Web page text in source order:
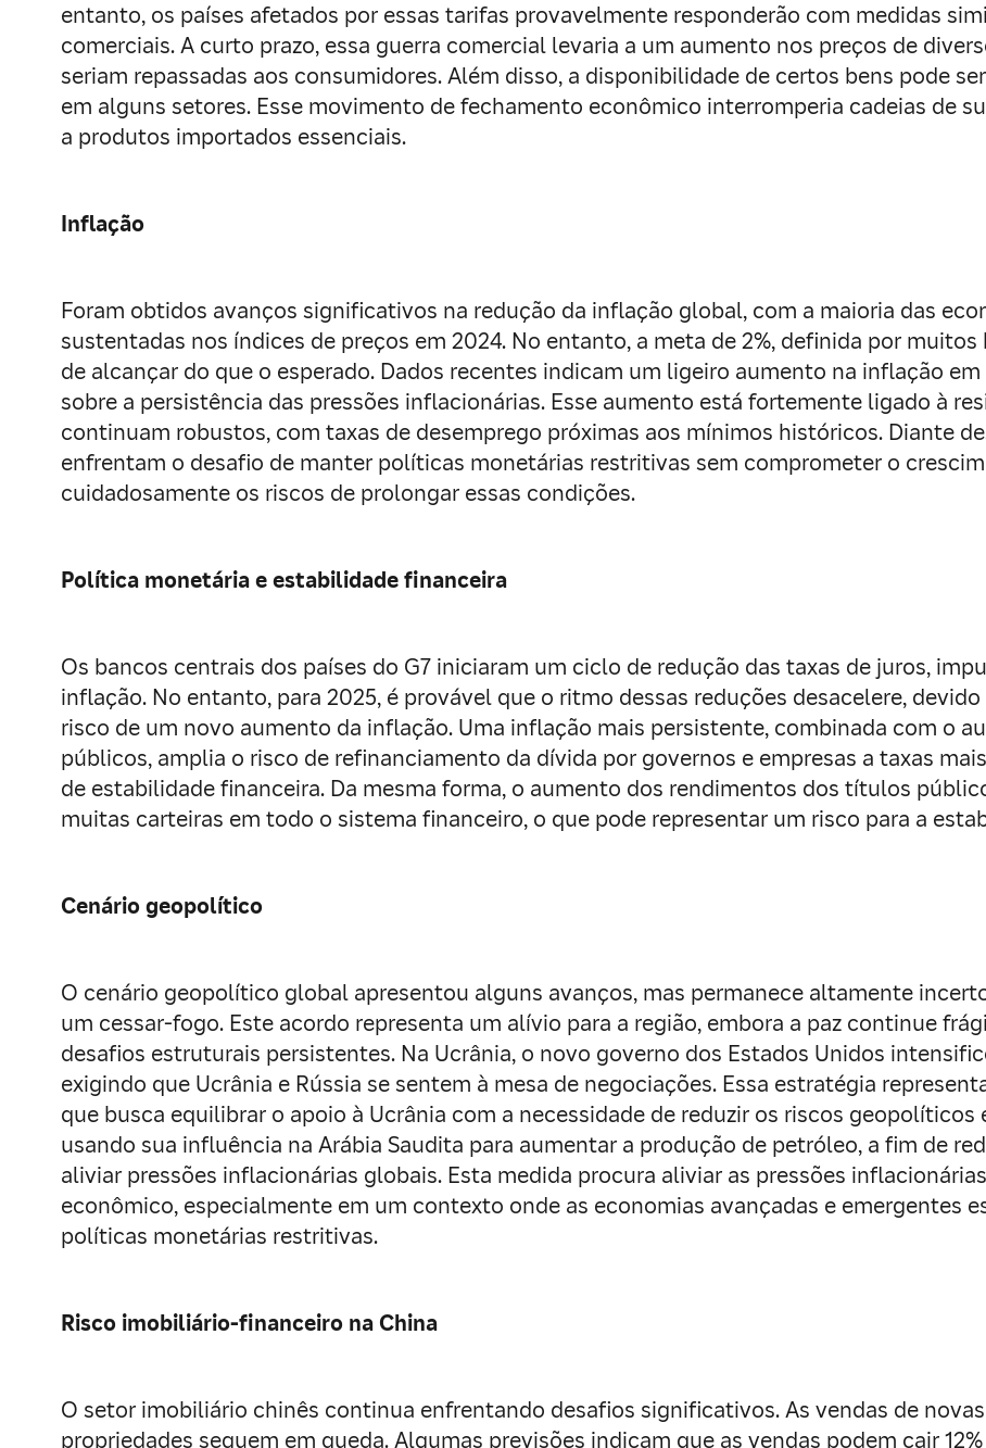
entanto, os países afetados por essas tarifas provavelmente responderão com medidas
comerciais. A curto prazo, essa guerra comercial levaria a um aumento nos preços de
seriam repassadas aos consumidores. Além disso, a disponibilidade de certos bens pode
em alguns setores. Esse movimento de fechamento econômico interromperia cadeias de
a produtos importados essenciais.
Inflação
Foram obtidos avanços significativos na redução da inflação global, com a maioria das
sustentadas nos índices de preços em 2024. No entanto, a meta de 2%, definida por
de alcançar do que o esperado. Dados recentes indicam um ligeiro aumento na inflação
sobre a persistência das pressões inflacionárias. Esse aumento está fortemente ligado à
continuam robustos, com taxas de desemprego próximas aos mínimos históricos. Diante
enfrentam o desafio de manter políticas monetárias restritivas sem comprometer o
cuidadosamente os riscos de prolongar essas condições.
Política monetária e estabilidade financeira
Os bancos centrais dos países do G7 iniciaram um ciclo de redução das taxas de juros,
inflação. No entanto, para 2025, é provável que o ritmo dessas reduções desacelere,
risco de um novo aumento da inflação. Uma inflação mais persistente, combinada com o
públicos, amplia o risco de refinanciamento da dívida por governos e empresas a taxas
de estabilidade financeira. Da mesma forma, o aumento dos rendimentos dos títulos
muitas carteiras em todo o sistema financeiro, o que pode representar um risco para a
Cenário geopolítico
O cenário geopolítico global apresentou alguns avanços, mas permanece altamente
um cessar-fogo. Este acordo representa um alívio para a região, embora a paz continue
desafios estruturais persistentes. Na Ucrânia, o novo governo dos Estados Unidos
exigindo que Ucrânia e Rússia se sentem à mesa de negociações. Essa estratégia
que busca equilibrar o apoio à Ucrânia com a necessidade de reduzir os riscos geopolíticos
usando sua influência na Arábia Saudita para aumentar a produção de petróleo, a fim de
aliviar pressões inflacionárias globais. Esta medida procura aliviar as pressões
econômico, especialmente em um contexto onde as economias avançadas e emergentes
políticas monetárias restritivas.
Risco imobiliário-financeiro na China
O setor imobiliário chinês continua enfrentando desafios significativos. As vendas de
propriedades seguem em queda. Algumas previsões indicam que as vendas podem cair